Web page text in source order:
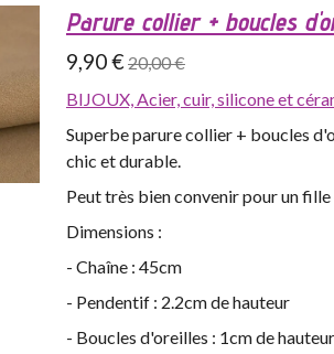
Parure collier + boucles
9,90 € 20,00 €
BIJOUX,Acier, cuir, silicone et
Superbe parure collier + boucles
chic et durable.
Peut très bien convenir pour un
Dimensions :
- Chaîne : 45cm
- Pendentif : 2.2cm de hauteur
- Boucles d'oreilles : 1cm de hauteur